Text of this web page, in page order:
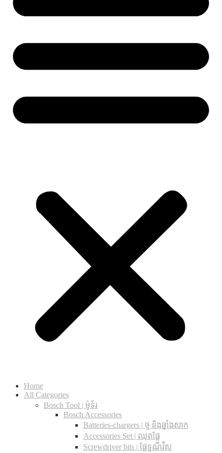
Home
All Categories
Bosch Tool | ម៉ូទ័រ
Bosch Accessories
Batteries-chargers | ថ្ម និងឆ្នាំងសាក
Accessories Set | ឈុតផ្លែ
Screwdriver bits | ផ្លែទួណឺវីស